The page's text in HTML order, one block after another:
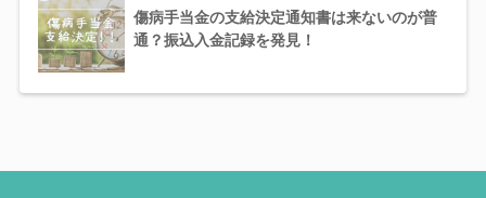
傷病手当金の支給決定通知書は来ないのが普
通？振込入金記録を発見！